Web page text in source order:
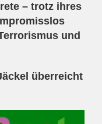
– trotz ihres
und
überreicht